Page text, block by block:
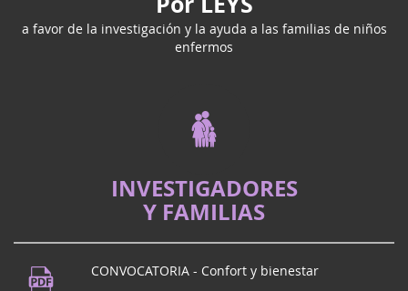
a favor de la investigación y la ayuda a las familias de niños
enfermos
INVESTIGADORES
Y FAMILIAS
CONVOCATORIA - Confort y bienestar